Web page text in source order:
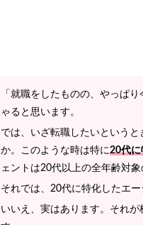
「就職をしたものの、やっぱ
ゃると思います。
では、いざ転職したいという
か。このような時は特に20代に
ェントは20代以上の全年齢対象
それでは、20代に特化したエ
いいえ、実はあります。それ